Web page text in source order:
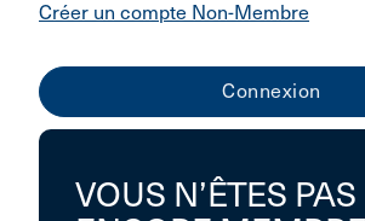
Créer un compte Non-Membre
VOUS N’ÊTES PAS